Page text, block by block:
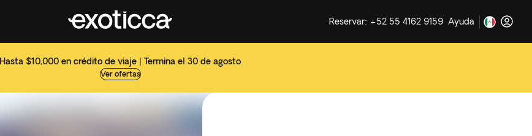
Hasta $10,000 en crédito de viaje | Termina el 30 de agosto
Ver ofertas
Reservar: +52 55 4162 9159 Ayuda